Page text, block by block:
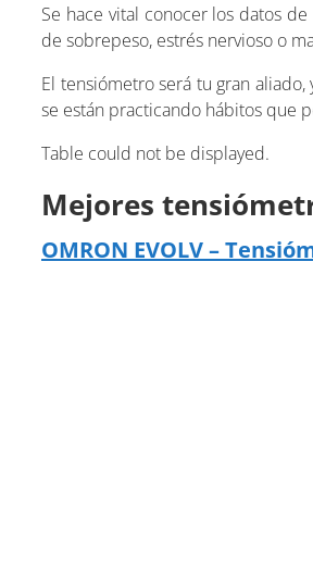
Se hace vital conocer los datos
de sobrepeso, estrés nervioso o
El tensiómetro será tu gran
se están practicando hábitos que
Table could not be displayed.
Mejores
OMRON EVOLV –